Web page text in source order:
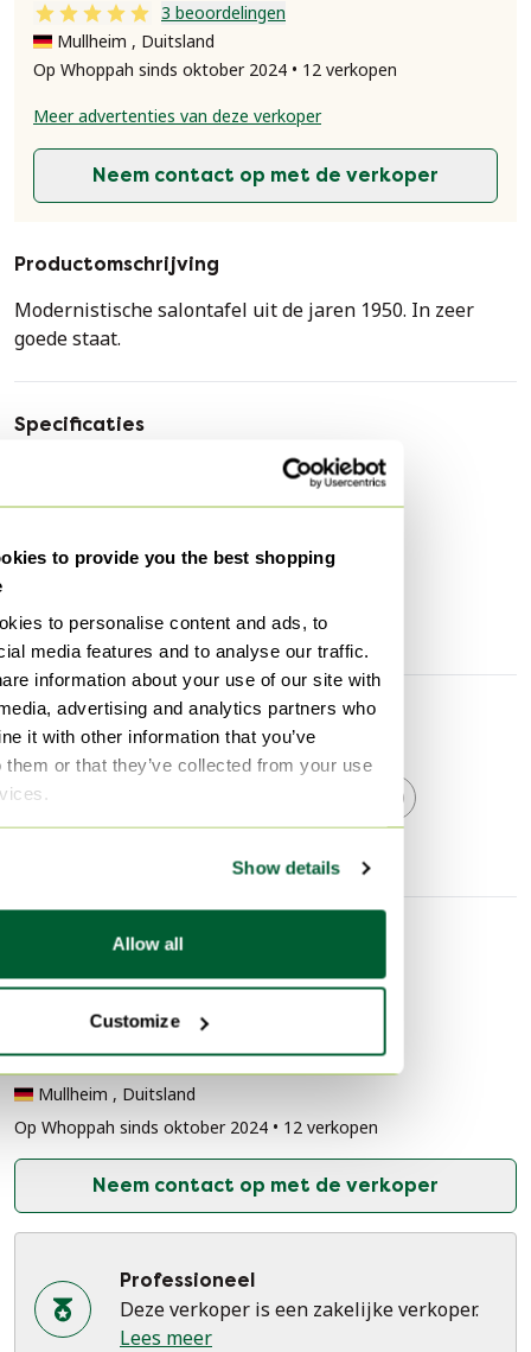
to provide you the best shopping
to personalise content and ads, to
media features and to analyse our traffic.
information about your use of our site with
advertising and analytics partners who
it with other information that you’ve
them or that they’ve collected from your use
Show details
Allow all
Customize
3 beoordelingen
Mullheim , Duitsland
Op Whoppah sinds oktober 2024 • 12 verkopen
Meer advertenties van deze verkoper
Neem contact op met de verkoper
Productomschrijving
Modernistische salontafel uit de jaren 1950. In zeer
goede staat.
Specificaties
Merk / Ontwerper
Ostuni (Angelo)
Hoogte
44 cm
Diepte
48 cm
Ontdek meer
Ostuni (Angelo)
Verkopersinformatie
Over deze verkoper
3 beoordelingen
Mullheim , Duitsland
Op Whoppah sinds oktober 2024 • 12 verkopen
Neem contact op met de verkoper
Professioneel
Deze verkoper is een zakelijke verkoper.
Lees meer